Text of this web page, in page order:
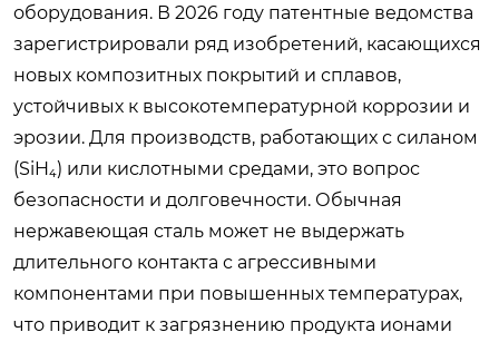
оборудования. В 2026 году патентные ведомства
зарегистрировали ряд изобретений, касающихся
новых композитных покрытий и сплавов,
устойчивых к высокотемпературной коррозии и
эрозии. Для производств, работающих с силаном
(SiH₄) или кислотными средами, это вопрос
безопасности и долговечности. Обычная
нержавеющая сталь может не выдержать
длительного контакта с агрессивными
компонентами при повышенных температурах,
что приводит к загрязнению продукта ионами